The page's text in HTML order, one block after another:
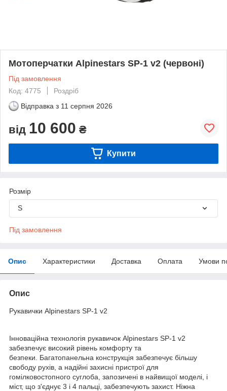
Мотоперчатки Alpinestars SP-1 v2 (червоні)
Під замовлення
Код: 4775
Роздріб
Відправка з 11 серпня 2026
від 10 600 ₴
Купити
Розмір
S
Під замовлення
Опис Характеристики Доставка Оплата Умови
Опис
Рукавички Alpinestars SP-1 v2
Інноваційна технологія рукавичок Alpinestars SP-1 v2
забезпечує високий рівень комфорту та
безпеки. Багатопанельна конструкція забезпечує більшу
свободу рухів, а надійні захисні пристрої для
гомілковостопного суглоба, запозичені в найвищої моделі, і
міст, що з'єднує 3 і 4 пальці, забезпечують захист. Ніжна